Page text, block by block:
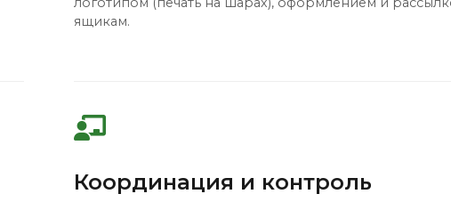
ящикам.
Координация и контроль